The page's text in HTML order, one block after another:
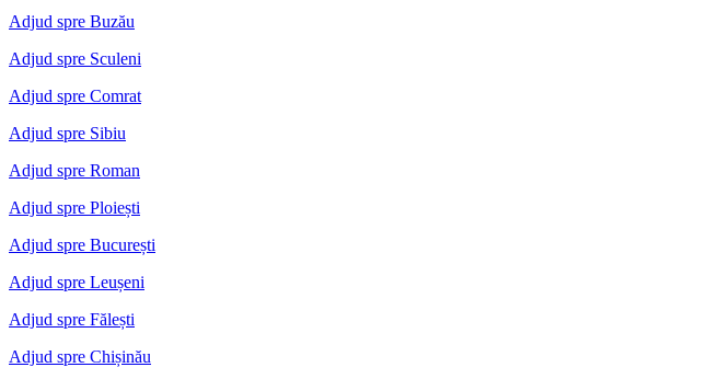
Adjud spre Buzău
Adjud spre Sculeni
Adjud spre Comrat
Adjud spre Sibiu
Adjud spre Roman
Adjud spre Ploiești
Adjud spre București
Adjud spre Leușeni
Adjud spre Fălești
Adjud spre Chișinău